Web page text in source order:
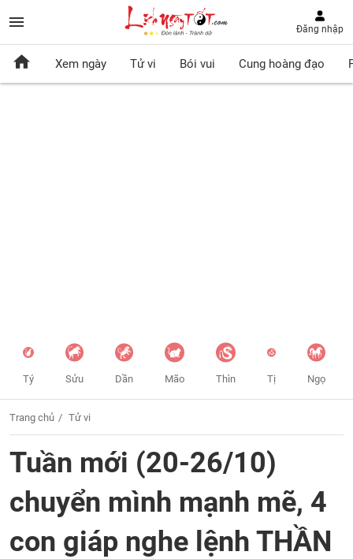
Đăng nhập
Xem ngày Tử vi Bói vui Cung hoàng đạo
Tý Sửu Dần Mão Thìn Tị Ngọ
Trang chủ Tử vi
Tuần mới (20-26/10)
chuyển mình mạnh mẽ, 4
con giáp nghe lệnh THẦN